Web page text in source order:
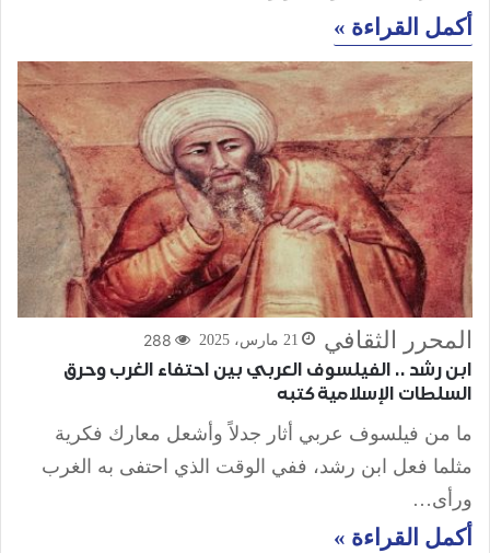
أكمل القراءة »
المحرر الثقافي 21 مارس، 2025 288
ابن رشد .. الفيلسوف العربي بين احتفاء الغرب وحرق
السلطات الإسلامية كتبه
ما من فيلسوف عربي أثار جدلاً وأشعل معارك فكرية
مثلما فعل ابن رشد، ففي الوقت الذي احتفى به الغرب
ورأى…
أكمل القراءة »